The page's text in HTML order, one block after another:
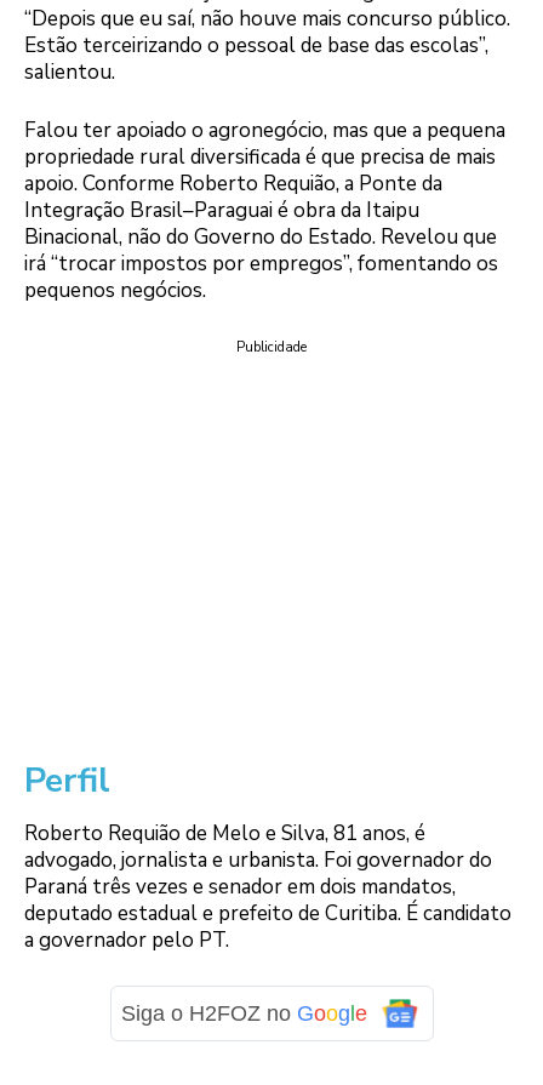
“Depois que eu saí, não houve mais concurso público.
Estão terceirizando o pessoal de base das escolas”,
salientou.
Falou ter apoiado o agronegócio, mas que a pequena
propriedade rural diversificada é que precisa de mais
apoio. Conforme Roberto Requião, a Ponte da
Integração Brasil–Paraguai é obra da Itaipu
Binacional, não do Governo do Estado. Revelou que
irá “trocar impostos por empregos”, fomentando os
pequenos negócios.
Publicidade
Perfil
Roberto Requião de Melo e Silva, 81 anos, é
advogado, jornalista e urbanista. Foi governador do
Paraná três vezes e senador em dois mandatos,
deputado estadual e prefeito de Curitiba. É candidato
a governador pelo PT.
Siga o H2FOZ no Google